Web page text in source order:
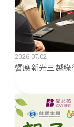
2026.07.02
響應新光三越